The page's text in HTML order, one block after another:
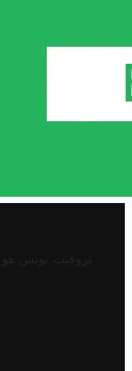
تروفيت تونس هو